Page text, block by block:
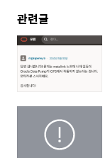
관련글